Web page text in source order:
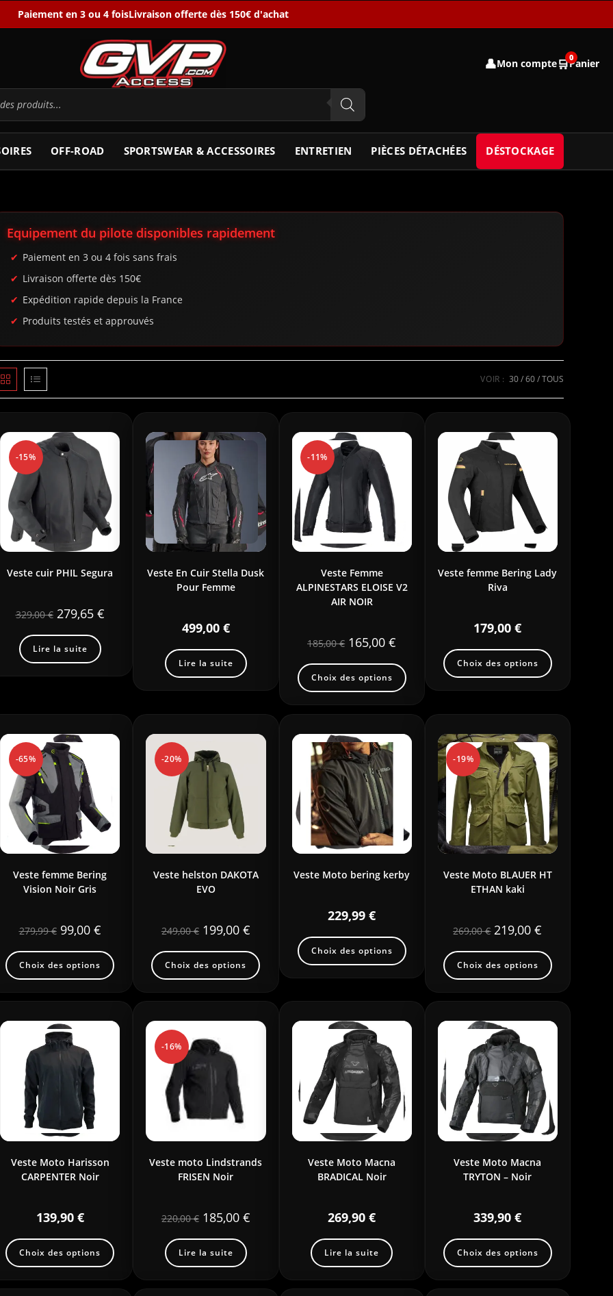
Paiement en 3 ou 4 foisLivraison offerte dès 150€ d'achat
👤Mon compte🛒0
Panier
OFF-ROAD SPORTSWEAR & ACCESSOIRES ENTRETIEN PIÈCES DÉTACHÉES DÉSTOCKAGE
Equipement du pilote disponibles rapidement
Paiement en 3 ou 4 fois sans frais
Livraison offerte dès 150€
Expédition rapide depuis la France
Produits testés et approuvés
VOIR : 30 60 TOUS
-15%
Veste cuir PHIL Segura
329,00€ 279,65 €
Lire la suite
Veste En Cuir Stella Dusk
Pour Femme
499,00 €
Lire la suite
-11%
Veste Femme
ALPINESTARS ELOISE V2
AIR NOIR
185,00€ 165,00€
Choix des options
Veste femme Bering Lady
Riva
179,00€
Choix des options
-65%
Veste femme Bering
Vision Noir Gris
279,99€ 99,00 €
Choix des options
-20%
Veste helston DAKOTA
EVO
249,00€ 199,00 €
Choix des options
Veste Moto bering kerby
229,99€
Choix des options
-19%
Veste Moto BLAUER HT
ETHAN kaki
269,00€ 219,00€
Choix des options
Veste Moto Harisson
CARPENTER Noir
139,90 €
Choix des options
-16%
Veste moto Lindstrands
FRISEN Noir
220,00€ 185,00 €
Lire la suite
Veste Moto Macna
BRADICAL Noir
269,90€
Lire la suite
Veste Moto Macna
TRYTON – Noir
339,90€
Choix des options